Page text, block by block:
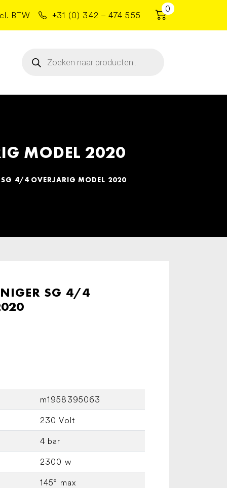
BTW +31 (0) 342 – 474 555
0
zoeken
MODEL 2020
SG 4/4 OVERJARIG MODEL 2020
SG 4/4
m1958395063
230 Volt
4 bar
2300 w
145° max